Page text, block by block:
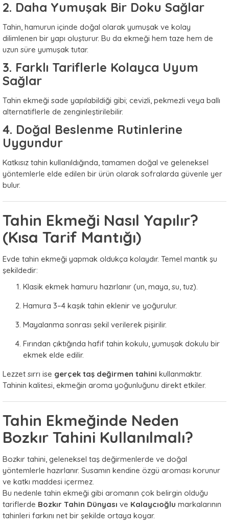
2. Daha Yumuşak Bir Doku Sağlar
Tahin, hamurun içinde doğal olarak yumuşak ve kolay
dilimlenen bir yapı oluşturur. Bu da ekmeği hem taze hem de
uzun süre yumuşak tutar.
3. Farklı Tariflerle Kolayca Uyum
Sağlar
Tahin ekmeği sade yapılabildiği gibi; cevizli, pekmezli veya ballı
alternatiflerle de zenginleştirilebilir.
4. Doğal Beslenme Rutinlerine
Uygundur
Katkısız tahin kullanıldığında, tamamen doğal ve geleneksel
yöntemlerle elde edilen bir ürün olarak sofralarda güvenle yer
bulur.
Tahin Ekmeği Nasıl Yapılır?
(Kısa Tarif Mantığı)
Evde tahin ekmeği yapmak oldukça kolaydır. Temel mantık şu
şekildedir:
Klasik ekmek hamuru hazırlanır (un, maya, su, tuz).
Hamura 3–4 kaşık tahin eklenir ve yoğurulur.
Mayalanma sonrası şekil verilerek pişirilir.
Fırından çıktığında hafif tahin kokulu, yumuşak dokulu bir
ekmek elde edilir.
Lezzet sırrı ise gerçek taş değirmen tahini kullanmaktır.
Tahinin kalitesi, ekmeğin aroma yoğunluğunu direkt etkiler.
Tahin Ekmeğinde Neden
Bozkır Tahini Kullanılmalı?
Bozkır tahini, geleneksel taş değirmenlerde ve doğal
yöntemlerle hazırlanır. Susamın kendine özgü aroması korunur
ve katkı maddesi içermez.
Bu nedenle tahin ekmeği gibi aromanın çok belirgin olduğu
tariflerde Bozkır Tahin Dünyası ve Kalaycıoğlu markalarının
tahinleri farkını net bir şekilde ortaya koyar.